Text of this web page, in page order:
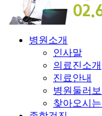
병원소개
인사말
의료진소개
진료안내
병원둘러보
찾아오시